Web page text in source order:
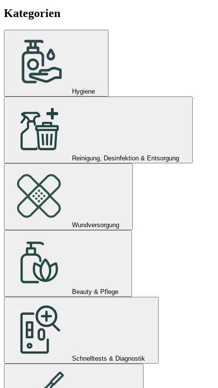
Kategorien
Hygiene
Reinigung, Desinfektion & Entsorgung
Wundversorgung
Beauty & Pflege
Schnelltests & Diagnostik